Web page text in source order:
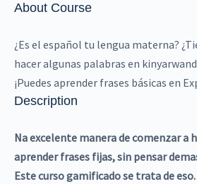
About Course
¿Es el español tu lengua materna?
hacer algunas palabras en
¡Puedes aprender frases básicas en
Description
Na excelente manera de comenzar a
aprender frases fijas, sin pensar
Este curso gamificado se trata de eso.